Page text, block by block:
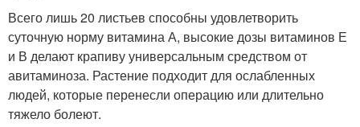
Всего лишь 20 листьев способны удовлетворить
суточную норму витамина А, высокие дозы витаминов Е
и В делают крапиву универсальным средством от
авитаминоза. Растение подходит для ослабленных
людей, которые перенесли операцию или длительно
тяжело болеют.